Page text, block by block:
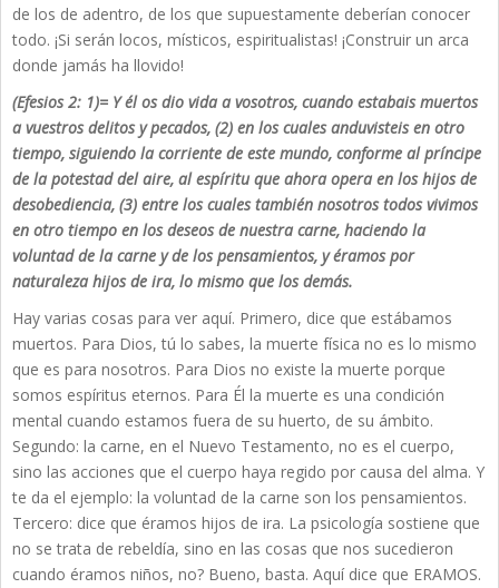
de los de adentro, de los que supuestamente deberían conocer
todo. ¡Si serán locos, místicos, espiritualistas! ¡Construir un arca
donde jamás ha llovido!
(Efesios 2: 1)= Y él os dio vida a vosotros, cuando estabais muertos
a vuestros delitos y pecados, (2) en los cuales anduvisteis en otro
tiempo, siguiendo la corriente de este mundo, conforme al príncipe
de la potestad del aire, al espíritu que ahora opera en los hijos de
desobediencia, (3) entre los cuales también nosotros todos vivimos
en otro tiempo en los deseos de nuestra carne, haciendo la
voluntad de la carne y de los pensamientos, y éramos por
naturaleza hijos de ira, lo mismo que los demás.
Hay varias cosas para ver aquí. Primero, dice que estábamos
muertos. Para Dios, tú lo sabes, la muerte física no es lo mismo
que es para nosotros. Para Dios no existe la muerte porque
somos espíritus eternos. Para Él la muerte es una condición
mental cuando estamos fuera de su huerto, de su ámbito.
Segundo: la carne, en el Nuevo Testamento, no es el cuerpo,
sino las acciones que el cuerpo haya regido por causa del alma. Y
te da el ejemplo: la voluntad de la carne son los pensamientos.
Tercero: dice que éramos hijos de ira. La psicología sostiene que
no se trata de rebeldía, sino en las cosas que nos sucedieron
cuando éramos niños, no? Bueno, basta. Aquí dice que ERAMOS.